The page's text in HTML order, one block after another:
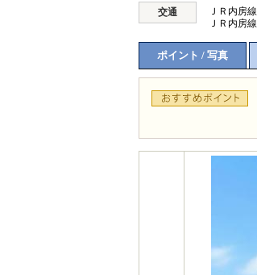
交通 ＪＲ内房線
ＪＲ内房線
ポイント / 写真